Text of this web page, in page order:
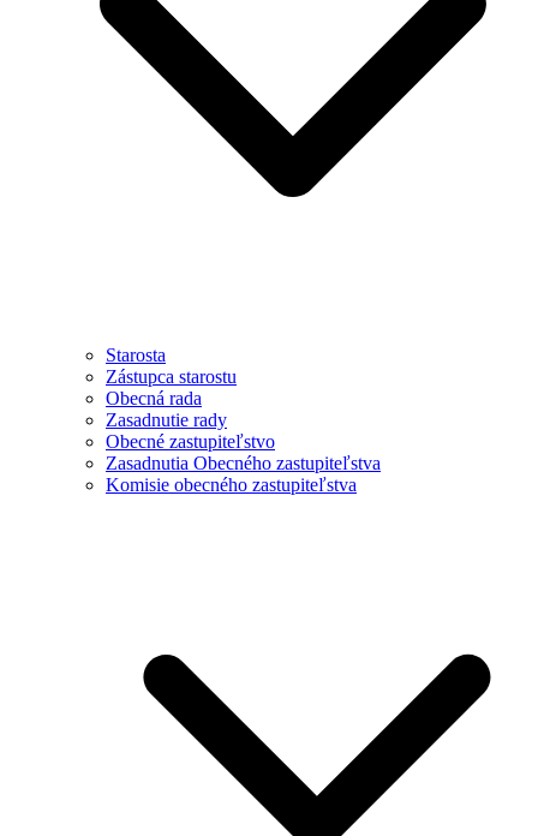
Starosta
Zástupca starostu
Obecná rada
Zasadnutie rady
Obecné zastupiteľstvo
Zasadnutia Obecného zastupiteľstva
Komisie obecného zastupiteľstva